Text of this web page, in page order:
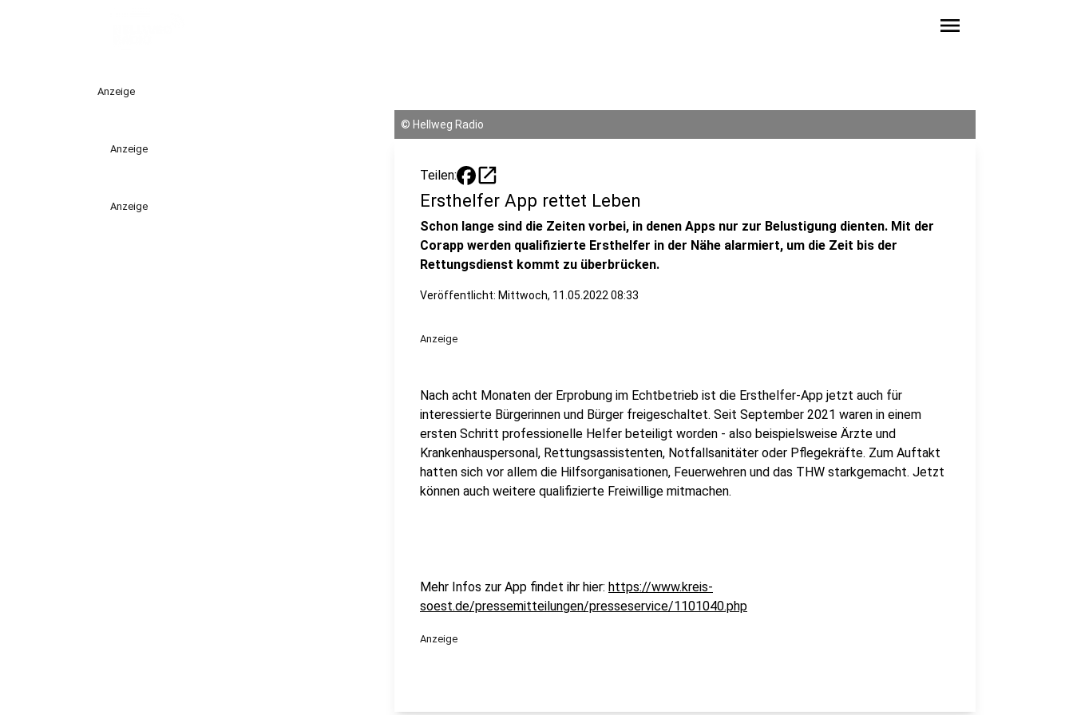
menu
Anzeige
Anzeige
Anzeige
© Hellweg Radio
Teilen: open_in_new
Ersthelfer App rettet Leben
Schon lange sind die Zeiten vorbei, in denen Apps nur zur Belustigung dienten. Mit der
Corapp werden qualifizierte Ersthelfer in der Nähe alarmiert, um die Zeit bis der
Rettungsdienst kommt zu überbrücken.
Veröffentlicht: Mittwoch, 11.05.2022 08:33
Anzeige
Nach acht Monaten der Erprobung im Echtbetrieb ist die Ersthelfer-App jetzt auch für
interessierte Bürgerinnen und Bürger freigeschaltet. Seit September 2021 waren in einem
ersten Schritt professionelle Helfer beteiligt worden - also beispielsweise Ärzte und
Krankenhauspersonal, Rettungsassistenten, Notfallsanitäter oder Pflegekräfte. Zum Auftakt
hatten sich vor allem die Hilfsorganisationen, Feuerwehren und das THW starkgemacht. Jetzt
können auch weitere qualifizierte Freiwillige mitmachen.
Mehr Infos zur App findet ihr hier: https://www.kreis-
soest.de/pressemitteilungen/presseservice/1101040.php
Anzeige